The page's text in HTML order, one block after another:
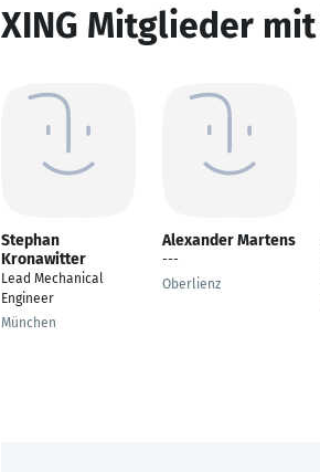
XING Mitglieder
Stephan
Kronawitter
Lead Mechanical
Engineer
München
Alexander Martens
---
Oberlienz